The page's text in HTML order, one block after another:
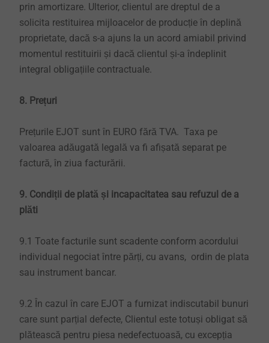
prin amortizare. Ulterior, clientul are dreptul de a
solicita restituirea mijloacelor de producție în deplină
proprietate, dacă s-a ajuns la un acord amiabil privind
momentul restituirii și dacă clientul și-a îndeplinit
integral obligațiile contractuale.
8. Prețuri
Prețurile EJOT sunt în EURO fără TVA. Taxa pe
valoarea adăugată legală va fi afișată separat pe
factură, în ziua facturării.
9. Condiții de plată și incapacitatea sau refuzul de a
plăti
9.1 Toate facturile sunt scadente conform acordului
individual negociat între părți, cu avans, ordin de plata
sau instrument bancar.
9.2 În cazul în care EJOT a furnizat indiscutabil bunuri
care sunt parțial defecte, Clientul este totuși obligat să
plătească pentru piesa nedefectuoasă, cu excepția